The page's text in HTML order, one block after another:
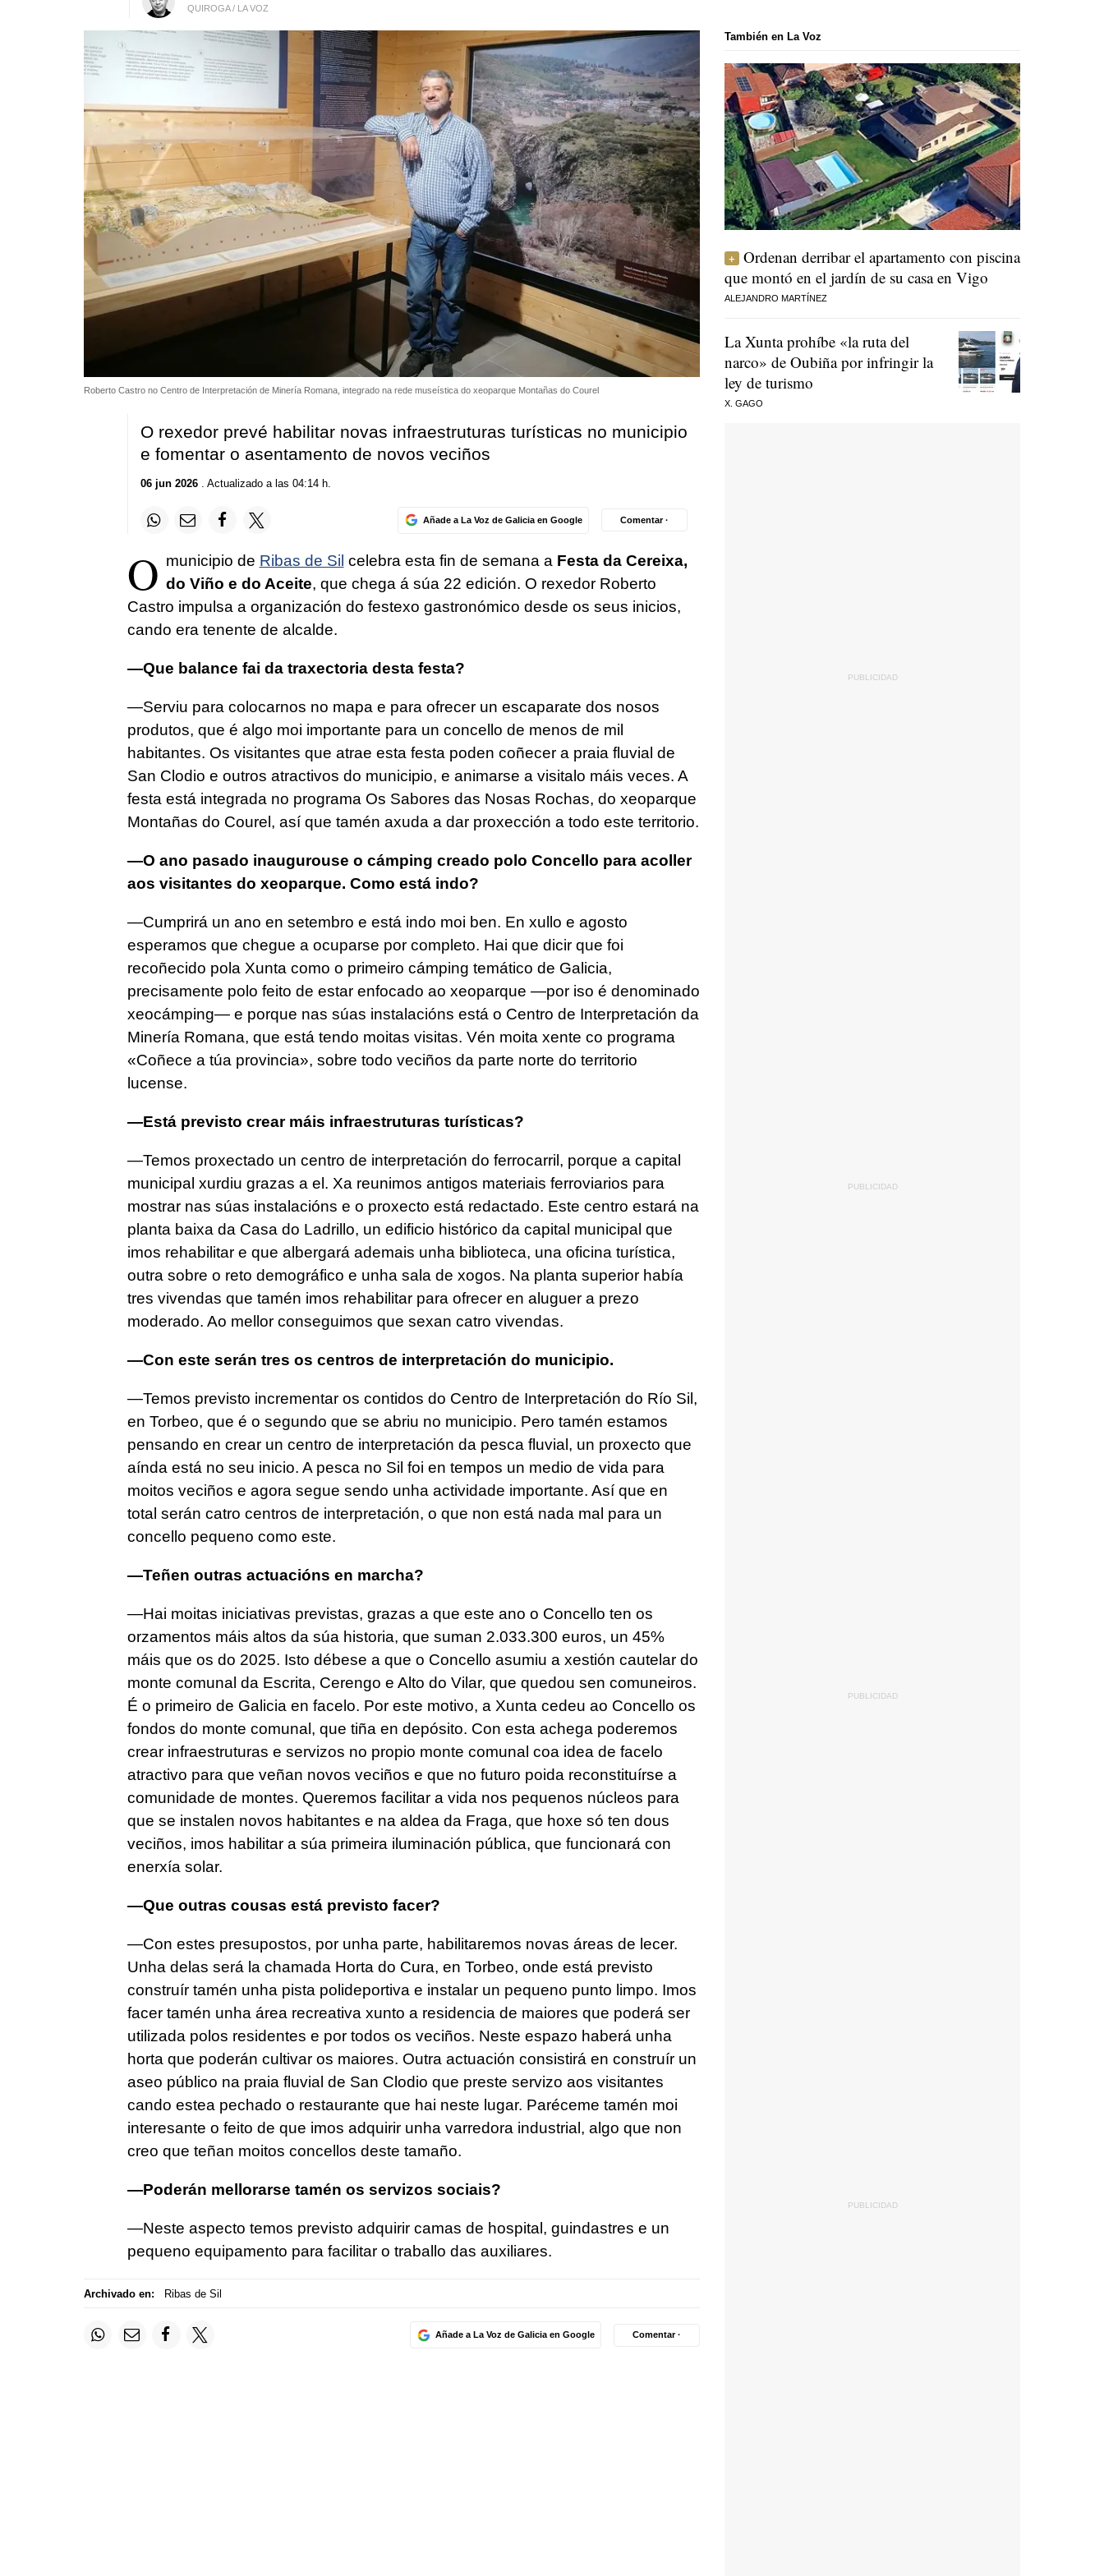
QUIROGA / LA VOZ
Roberto Castro no Centro de Interpretación de Minería Romana, integrado na rede museística do xeoparque Montañas do Courel
O rexedor prevé habilitar novas infraestruturas turísticas no municipio
e fomentar o asentamento de novos veciños
06 jun 2026. Actualizado a las 04:14 h.
Añade a La Voz de Galicia en Google Comentar ·
O municipio de Ribas de Sil celebra esta fin de semana aFesta da Cereixa,
do Viño e do Aceite, que chega á súa 22 edición. O rexedor Roberto
Castro impulsa a organización do festexo gastronómico desde os seus inicios,
cando era tenente de alcalde.
—Que balance fai da traxectoria desta festa?
—Serviu para colocarnos no mapa e para ofrecer un escaparate dos nosos
produtos, que é algo moi importante para un concello de menos de mil
habitantes. Os visitantes que atrae esta festa poden coñecer a praia fluvial de
San Clodio e outros atractivos do municipio, e animarse a visitalo máis veces. A
festa está integrada no programa Os Sabores das Nosas Rochas, do xeoparque
Montañas do Courel, así que tamén axuda a dar proxección a todo este territorio.
—O ano pasado inaugurouse o cámping creado polo Concello para acoller
aos visitantes do xeoparque. Como está indo?
—Cumprirá un ano en setembro e está indo moi ben. En xullo e agosto
esperamos que chegue a ocuparse por completo. Hai que dicir que foi
recoñecido pola Xunta como o primeiro cámping temático de Galicia,
precisamente polo feito de estar enfocado ao xeoparque —por iso é denominado
xeocámping— e porque nas súas instalacións está o Centro de Interpretación da
Minería Romana, que está tendo moitas visitas. Vén moita xente co programa
«Coñece a túa provincia», sobre todo veciños da parte norte do territorio
lucense.
—Está previsto crear máis infraestruturas turísticas?
—Temos proxectado un centro de interpretación do ferrocarril, porque a capital
municipal xurdiu grazas a el. Xa reunimos antigos materiais ferroviarios para
mostrar nas súas instalacións e o proxecto está redactado. Este centro estará na
planta baixa da Casa do Ladrillo, un edificio histórico da capital municipal que
imos rehabilitar e que albergará ademais unha biblioteca, una oficina turística,
outra sobre o reto demográfico e unha sala de xogos. Na planta superior había
tres vivendas que tamén imos rehabilitar para ofrecer en aluguer a prezo
moderado. Ao mellor conseguimos que sexan catro vivendas.
—Con este serán tres os centros de interpretación do municipio.
—Temos previsto incrementar os contidos do Centro de Interpretación do Río Sil,
en Torbeo, que é o segundo que se abriu no municipio. Pero tamén estamos
pensando en crear un centro de interpretación da pesca fluvial, un proxecto que
aínda está no seu inicio. A pesca no Sil foi en tempos un medio de vida para
moitos veciños e agora segue sendo unha actividade importante. Así que en
total serán catro centros de interpretación, o que non está nada mal para un
concello pequeno como este.
—Teñen outras actuacións en marcha?
—Hai moitas iniciativas previstas, grazas a que este ano o Concello ten os
orzamentos máis altos da súa historia, que suman 2.033.300 euros, un 45%
máis que os do 2025. Isto débese a que o Concello asumiu a xestión cautelar do
monte comunal da Escrita, Cerengo e Alto do Vilar, que quedou sen comuneiros.
É o primeiro de Galicia en facelo. Por este motivo, a Xunta cedeu ao Concello os
fondos do monte comunal, que tiña en depósito. Con esta achega poderemos
crear infraestruturas e servizos no propio monte comunal coa idea de facelo
atractivo para que veñan novos veciños e que no futuro poida reconstituírse a
comunidade de montes. Queremos facilitar a vida nos pequenos núcleos para
que se instalen novos habitantes e na aldea da Fraga, que hoxe só ten dous
veciños, imos habilitar a súa primeira iluminación pública, que funcionará con
enerxía solar.
—Que outras cousas está previsto facer?
—Con estes presupostos, por unha parte, habilitaremos novas áreas de lecer.
Unha delas será la chamada Horta do Cura, en Torbeo, onde está previsto
construír tamén unha pista polideportiva e instalar un pequeno punto limpo. Imos
facer tamén unha área recreativa xunto a residencia de maiores que poderá ser
utilizada polos residentes e por todos os veciños. Neste espazo haberá unha
horta que poderán cultivar os maiores. Outra actuación consistirá en construír un
aseo público na praia fluvial de San Clodio que preste servizo aos visitantes
cando estea pechado o restaurante que hai neste lugar. Paréceme tamén moi
interesante o feito de que imos adquirir unha varredora industrial, algo que non
creo que teñan moitos concellos deste tamaño.
—Poderán mellorarse tamén os servizos sociais?
—Neste aspecto temos previsto adquirir camas de hospital, guindastres e un
pequeno equipamento para facilitar o traballo das auxiliares.
Archivado en: Ribas de Sil
Añade a La Voz de Galicia en Google Comentar ·
También en La Voz
Ordenan derribar el apartamento con piscina
que montó en el jardín de su casa en Vigo
ALEJANDRO MARTÍNEZ
La Xunta prohíbe «la ruta del
narco» de Oubiña por infringir la
ley de turismo
X. GAGO